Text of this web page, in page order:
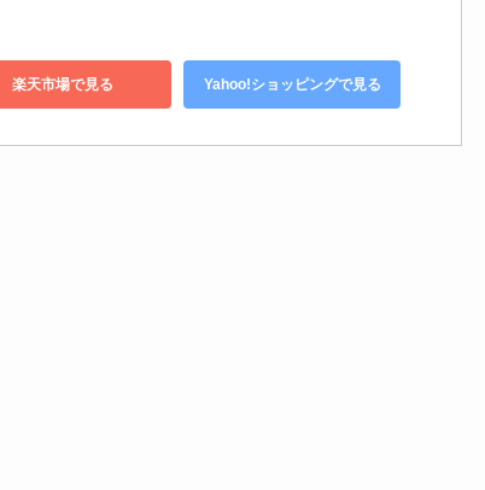
楽天市場で見る Yahoo!ショッピングで見る